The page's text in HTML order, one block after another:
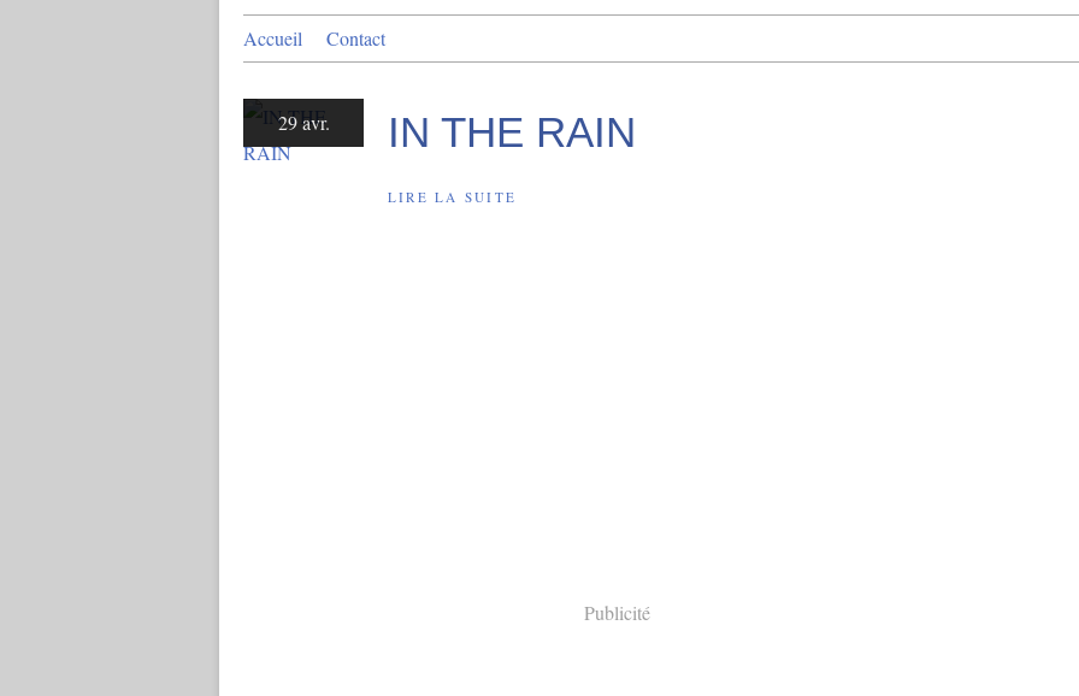
Accueil Contact
29 avr. IN THE RAIN
LIRE LA SUITE
Publicité